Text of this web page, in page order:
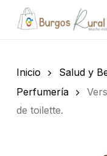
de
Cart
Inicio Salud y
Perfumería
de toilette.